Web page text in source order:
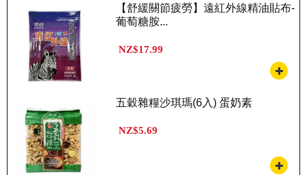
【舒緩關節疲勞】遠紅外線精油貼布-
葡萄糖胺...
NZ$17.99
五穀雜糧沙琪瑪(6入) 蛋奶素
NZ$5.69